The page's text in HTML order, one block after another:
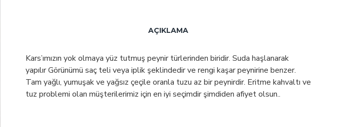
AÇIKLAMA
Kars’ımızın yok olmaya yüz tutmuş peynir türlerinden biridir. Suda haşlanarak
yapılır Görünümü saç teli veya iplik şeklindedir ve rengi kaşar peynirine benzer.
Tam yağlı, yumuşak ve yağsız çeçile oranla tuzu az bir peynirdir. Eritme kahvaltı ve
tuz problemi olan müşterilerimiz için en iyi seçimdir şimdiden afiyet olsun..